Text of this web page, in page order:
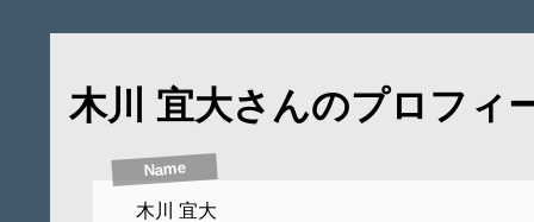
木川 宜大さんのプロフィ
Name
木川 宜大